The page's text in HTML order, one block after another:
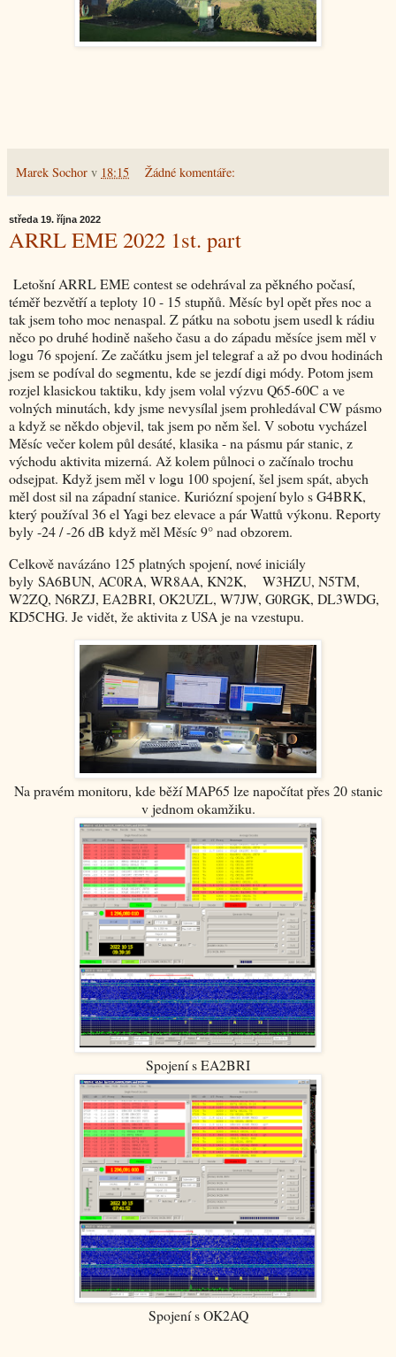
Marek Sochor v 18:15 Žádné komentáře:
středa 19. října 2022
ARRL EME 2022 1st. part
Letošní ARRL EME contest se odehrával za pěkného počasí,
téměř bezvětří a teploty 10 - 15 stupňů. Měsíc byl opět přes noc a
tak jsem toho moc nenaspal. Z pátku na sobotu jsem usedl k rádiu
něco po druhé hodině našeho času a do západu měsíce jsem měl v
logu 76 spojení. Ze začátku jsem jel telegraf a až po dvou hodinách
jsem se podíval do segmentu, kde se jezdí digi módy. Potom jsem
rozjel klasickou taktiku, kdy jsem volal výzvu Q65-60C a ve
volných minutách, kdy jsme nevysílal jsem prohledával CW pásmo
a když se někdo objevil, tak jsem po něm šel. V sobotu vycházel
Měsíc večer kolem půl desáté, klasika - na pásmu pár stanic, z
východu aktivita mizerná. Až kolem půlnoci o začínalo trochu
odsejpat. Když jsem měl v logu 100 spojení, šel jsem spát, abych
měl dost sil na západní stanice. Kuriózní spojení bylo s G4BRK,
který používal 36 el Yagi bez elevace a pár Wattů výkonu. Reporty
byly -24 / -26 dB když měl Měsíc 9° nad obzorem.
Celkově navázáno 125 platných spojení, nové iniciály
byly SA6BUN, AC0RA, WR8AA, KN2K, W3HZU, N5TM,
W2ZQ, N6RZJ, EA2BRI, OK2UZL, W7JW, G0RGK, DL3WDG,
KD5CHG. Je vidět, že aktivita z USA je na vzestupu.
Na pravém monitoru, kde běží MAP65 lze napočítat přes 20 stanic
v jednom okamžiku.
Spojení s EA2BRI
Spojení s OK2AQ